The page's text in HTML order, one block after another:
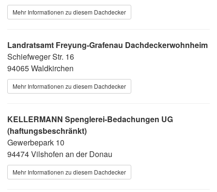
Mehr Informationen zu diesem Dachdecker
Landratsamt Freyung-Grafenau Dachdeckerwohnheim
Schiefweger Str. 16
94065 Waldkirchen
Mehr Informationen zu diesem Dachdecker
KELLERMANN Spenglerei-Bedachungen UG
(haftungsbeschränkt)
Gewerbepark 10
94474 Vilshofen an der Donau
Mehr Informationen zu diesem Dachdecker